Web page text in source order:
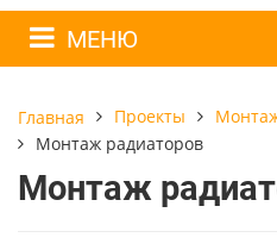
МЕНЮ
Главная Проекты
Монтаж радиаторов
Монтаж